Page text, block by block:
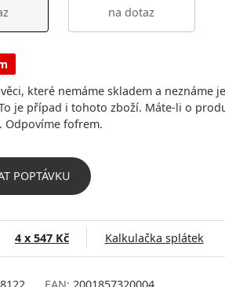
na dotaz
které nemáme skladem a neznáme
je případ i tohoto zboží. Máte-li o
Odpovíme fofrem.
POPTÁVKU
4 x 547 Kč Kalkulačka splátek